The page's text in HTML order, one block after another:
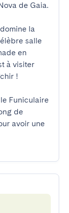
de Gaia.
la
salle
en
à visiter
!
Funiculaire
de
avoir une